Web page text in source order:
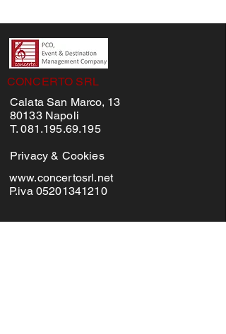
CONCERTO SRL
Calata San Marco, 13
80133 Napoli
T. 081.195.69.195
Privacy & Cookies
www.concertosrl.net
P.iva 05201341210